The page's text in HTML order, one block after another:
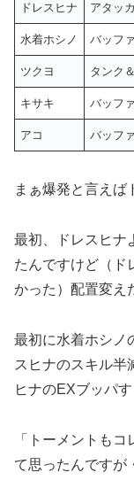
ドレスヒナ アタッ
水着ホシノ バッフ
ツクヨ タンク
キサキ バッフ
アコ バッフ
まぁ爆発と言えば
最初、ドレスヒナ
たんですけど（ド
かった）配置変え
最初に水着ホシノ
スヒナのスキル半
ヒナのEXブッパ
「トーメントも
て思ったんですが